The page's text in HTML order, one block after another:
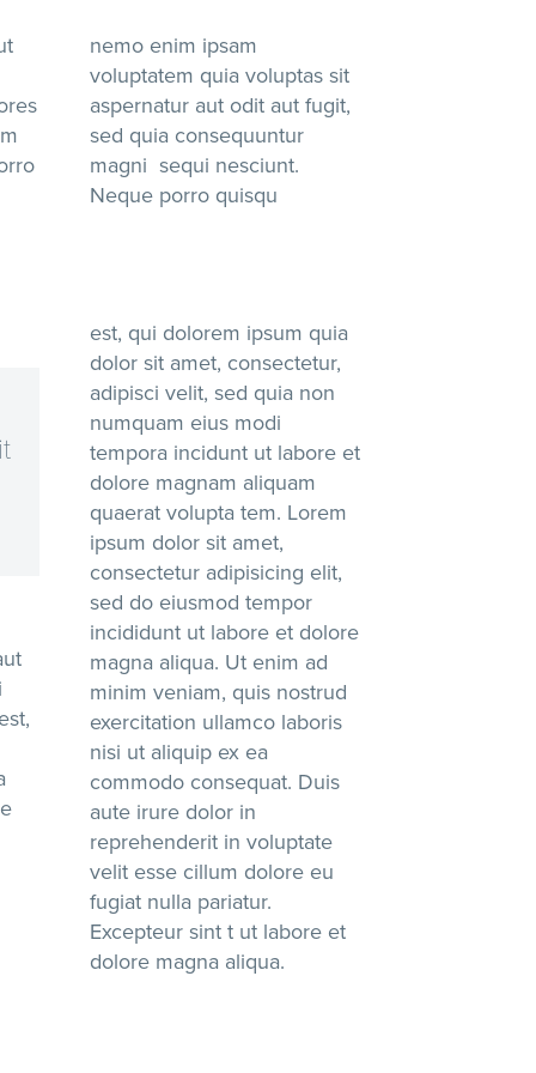
nemo enim ipsam
voluptatem quia voluptas sit
aspernatur aut odit aut fugit,
sed quia consequuntur
magni sequi nesciunt.
Neque porro quisqu
est, qui dolorem ipsum quia
dolor sit amet, consectetur,
adipisci velit, sed quia non
numquam eius modi
tempora incidunt ut labore et
dolore magnam aliquam
quaerat volupta tem. Lorem
ipsum dolor sit amet,
consectetur adipisicing elit,
sed do eiusmod tempor
incididunt ut labore et dolore
magna aliqua. Ut enim ad
minim veniam, quis nostrud
exercitation ullamco laboris
nisi ut aliquip ex ea
commodo consequat. Duis
aute irure dolor in
reprehenderit in voluptate
velit esse cillum dolore eu
fugiat nulla pariatur.
Excepteur sint t ut labore et
dolore magna aliqua.